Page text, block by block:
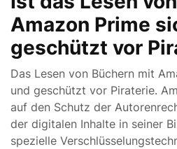
Amazon Prime
geschützt vor
Das Lesen von Büchern mit
und geschützt vor Piraterie.
auf den Schutz der
der digitalen Inhalte in seiner
spezielle